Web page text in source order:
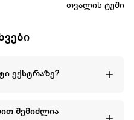
თვალის ტუში
ექსტრაზე?
შემიძლია